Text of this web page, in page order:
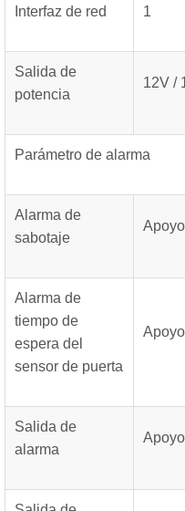
Interfaz de red 1
Salida de
potencia
12V /
Parámetro de alarma
Alarma de
sabotaje
Apoyo
Alarma de
tiempo de
espera del
sensor de puerta
Apoyo
Salida de
alarma
Apoyo